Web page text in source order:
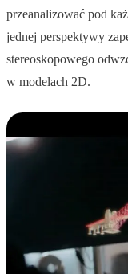
przeanalizować pod
jednej perspektywy
stereoskopowego
w modelach 2D.